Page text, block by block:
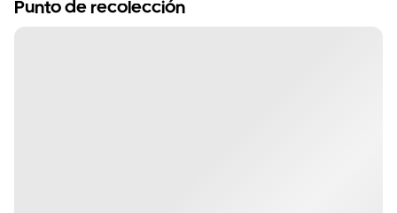
Punto de recolección